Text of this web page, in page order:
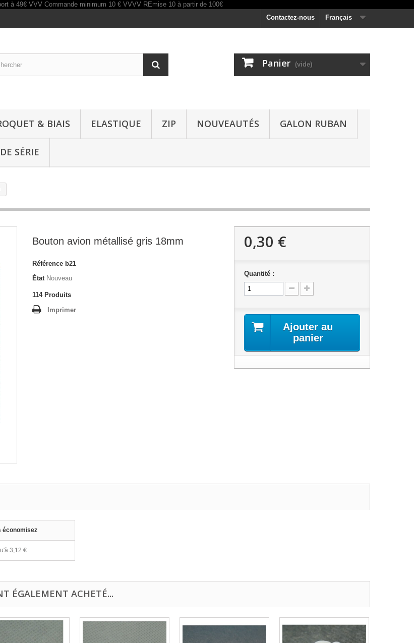
Français
Contactez-nous
Panier (vide)
& BIAIS ELASTIQUE ZIP NOUVEAUTÉS GALON RUBAN
SÉRIE
Bouton avion métallisé gris 18mm
Référence b21
État Nouveau
114 Produits
Imprimer
0,30 €
Quantité :
Ajouter au
panier
économisez
3,12 €
ÉGALEMENT ACHETÉ...